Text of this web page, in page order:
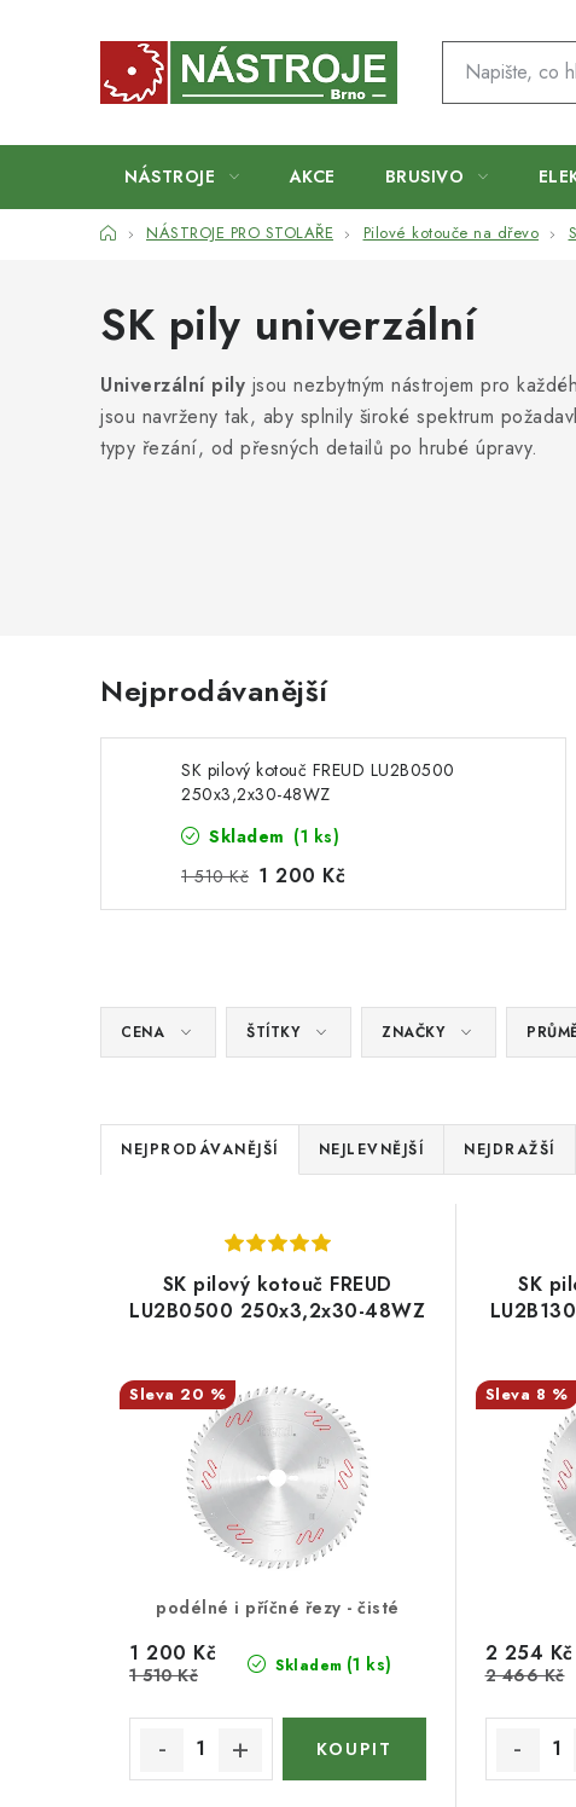
NÁSTROJE AKCE BRUSIVO
DomůNÁSTROJE PRO STOLAŘE Pilové kotouče na dřevo
SK pily univerzální
Univerzální pily jsou nezbytným nástrojem pro
jsou navrženy tak, aby splnily široké spektrum
typy řezání, od přesných detailů po hrubé úpravy.
Nejprodávanější
SK pilový kotouč FREUD LU2B0500
250x3,2x30-48WZ
Skladem (1 ks)
1 510 Kč 1 200 Kč
CENA ŠTÍTKY ZNAČKY
Ř
a
p
NEJPRODÁVANĚJŠÍ NEJLEVNĚJŠÍ NEJDRAŽŠÍ
SK pilový kotouč FREUD
LU2B0500 250x3,2x30-48WZ
20 %
podélné i příčné řezy - čisté
Skladem (1 ks)
1 200 Kč
1 510 Kč
SK
8 %
2 254 Kč
2 466 Kč